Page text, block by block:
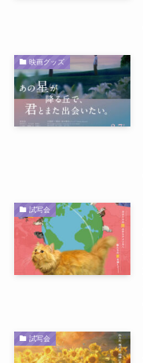
映画グッズ
試写会
試写会